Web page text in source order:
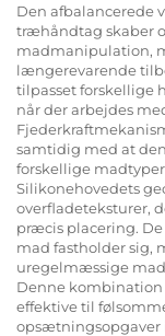
Den afbalancerede
træhåndtag skaber
madmanipulation,
længerevarende
tilpasset forskellige
når der arbejdes
samtidig med at
forskellige
Silikonehovedets
overfladeteksturer,
præcis placering.
mad fastholder sig,
uregelmæssige
Denne
effektive til
opsætningsopgaver